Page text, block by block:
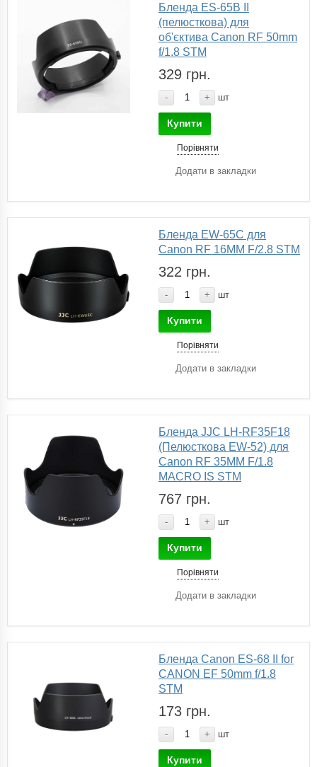
Бленда ES-65B II
(пелюсткова) для
об'єктива Canon RF 50mm
f/1.8 STM
329 грн.
- + шт
Купити
Порівняти
Додати в закладки
Бленда EW-65C для
Canon RF 16MM F/2.8 STM
322 грн.
- + шт
Купити
Порівняти
Додати в закладки
Бленда JJC LH-RF35F18
(Пелюсткова EW-52) для
Canon RF 35MM F/1.8
MACRO IS STM
767 грн.
- + шт
Купити
Порівняти
Додати в закладки
Бленда Canon ES-68 II for
CANON EF 50mm f/1.8
STM
173 грн.
- + шт
Купити